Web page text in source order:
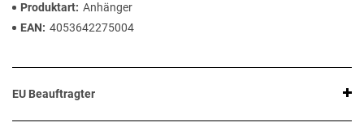
Produktart Anhänger
EAN
4053642275004
EU Beauftragter